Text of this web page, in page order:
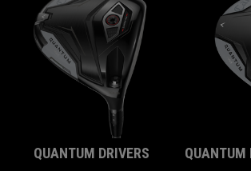
QUANTUM DRIVERS QUANTUM